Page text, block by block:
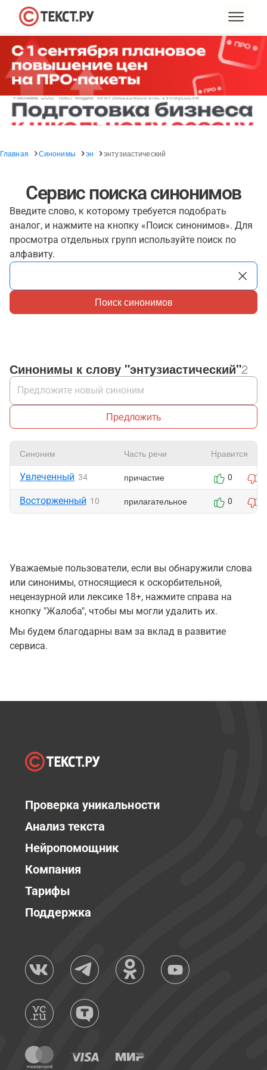
Главная Синонимы эн энтузиастический
Сервис поиска синонимов
Введите слово, к которому требуется подобрать
аналог, и нажмите на кнопку «Поиск синонимов». Для
просмотра отдельных групп используйте поиск по
алфавиту.
Поиск синонимов
Синонимы к слову "энтузиастический"2
Предложить
Синоним Часть речи Нравится
Увлеченный 34 причастие 0
Восторженный 10 прилагательное 0
Уважаемые пользователи, если вы обнаружили слова
или синонимы, относящиеся к оскорбительной,
нецензурной или лексике 18+, нажмите справа на
кнопку "Жалоба", чтобы мы могли удалить их.
Мы будем благодарны вам за вклад в развитие
сервиса.
Проверка уникальности
Анализ текста
Нейропомощник
Компания
Тарифы
Поддержка